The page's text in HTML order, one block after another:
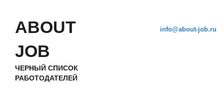
ABOUT
JOB
ЧЕРНЫЙ СПИСОК
РАБОТОДАТЕЛЕЙ
info@about-job.ru